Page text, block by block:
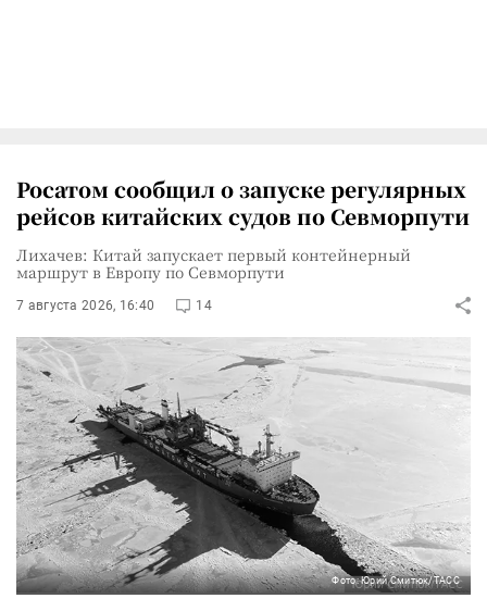
Росатом сообщил о запуске регулярных
рейсов китайских судов по Севморпути
Лихачев: Китай запускает первый контейнерный
маршрут в Европу по Севморпути
7 августа 2026, 16:40 14
Фото: Юрий Смитюк/ТАСС